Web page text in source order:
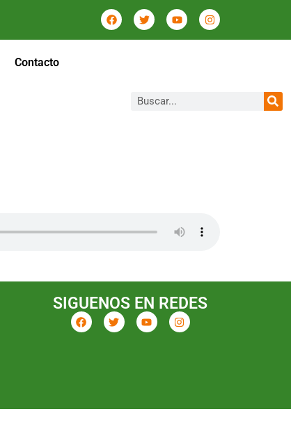
Contacto
SIGUENOS EN REDES